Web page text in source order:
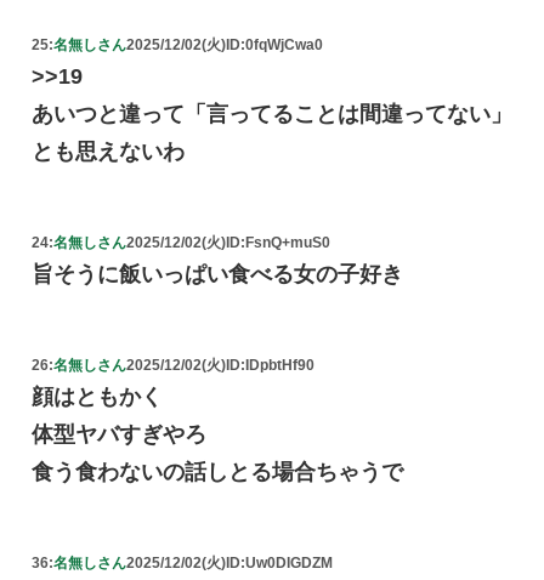
25:名無しさん2025/12/02(火) ID:0fqWjCwa0
>>19
あいつと違って「言ってることは間違ってない」
とも思えないわ
24:名無しさん2025/12/02(火) ID:FsnQ+muS0
旨そうに飯いっぱい食べる女の子好き
26:名無しさん2025/12/02(火)ID:IDpbtHf90
顔はともかく
体型ヤバすぎやろ
食う食わないの話しとる場合ちゃうで
36:名無しさん2025/12/02(火)ID:Uw0DIGDZM